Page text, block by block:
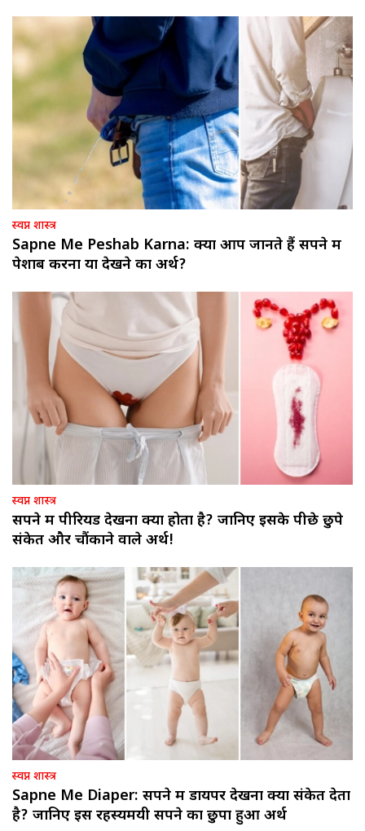
स्वप्न शास्त्र
Sapne Me Peshab Karna: क्या आप जानते हैं सपने में
पेशाब करना या देखने का अर्थ?
स्वप्न शास्त्र
सपने में पीरियड देखना क्या होता है? जानिए इसके पीछे छुपे
संकेत और चौंकाने वाले अर्थ!
स्वप्न शास्त्र
Sapne Me Diaper: सपने में डायपर देखना क्या संकेत देता
है? जानिए इस रहस्यमयी सपने का छुपा हुआ अर्थ